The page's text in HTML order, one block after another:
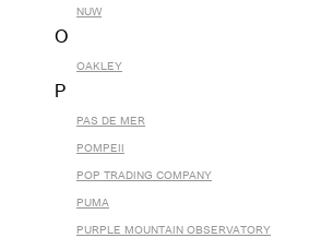
NUW
O
OAKLEY
P
PAS DE MER
POMPEII
POP TRADING COMPANY
PUMA
PURPLE MOUNTAIN OBSERVATORY